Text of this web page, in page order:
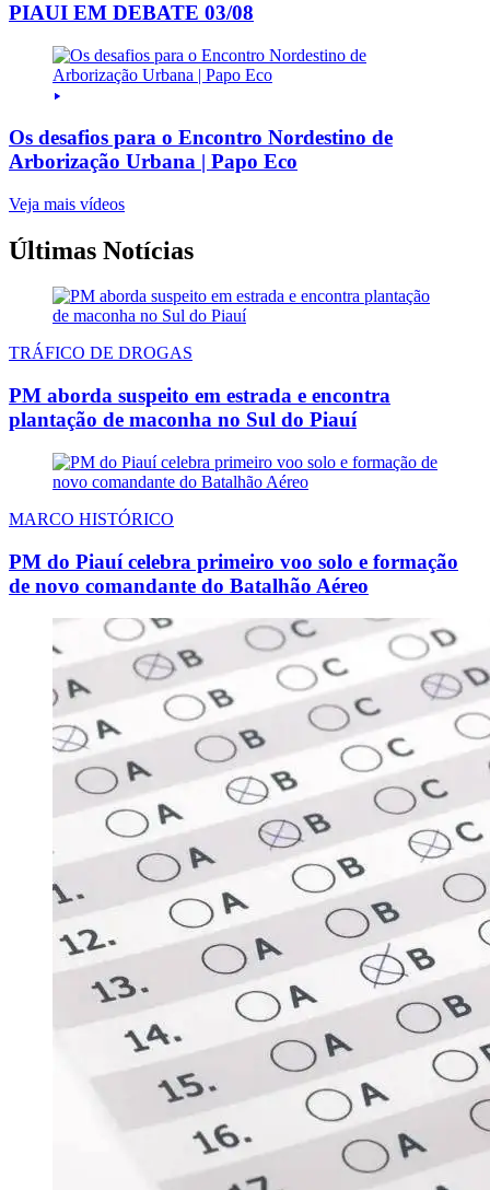
PIAUI EM DEBATE 03/08
Os desafios para o Encontro Nordestino de
Arborização Urbana | Papo Eco
Veja mais vídeos
Últimas Notícias
TRÁFICO DE DROGAS
PM aborda suspeito em estrada e encontra
plantação de maconha no Sul do Piauí
MARCO HISTÓRICO
PM do Piauí celebra primeiro voo solo e formação
de novo comandante do Batalhão Aéreo